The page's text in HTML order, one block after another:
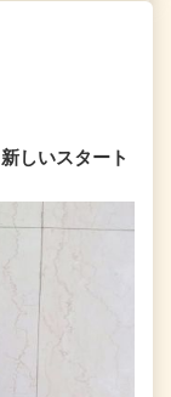
しいスタート